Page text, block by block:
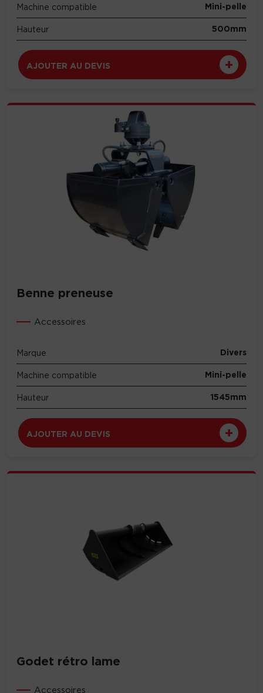
Machine compatible Mini-pelle
Hauteur 500mm
AJOUTER AU DEVIS
Benne preneuse
Accessoires
Marque Divers
Machine compatible Mini-pelle
Hauteur 1545mm
AJOUTER AU DEVIS
Godet rétro lame
Accessoires